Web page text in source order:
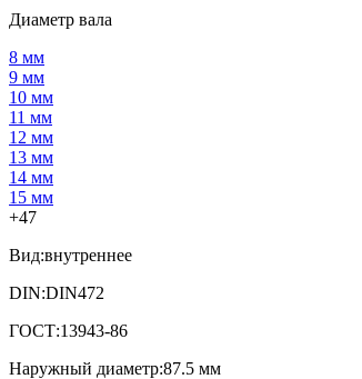
Диаметр вала
8 мм
9 мм
10 мм
11 мм
12 мм
13 мм
14 мм
15 мм
+47
Вид:внутреннее
DIN:DIN472
ГОСТ:13943-86
Наружный диаметр:87.5 мм